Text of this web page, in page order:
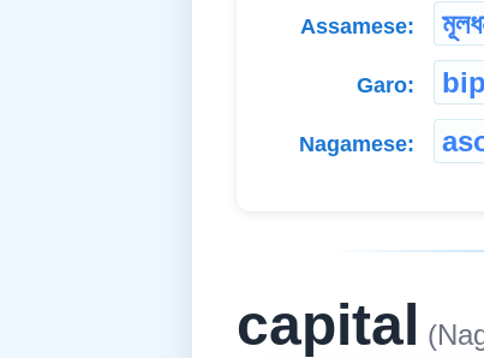
Assamese:
Garo:
Nagamese:
capital